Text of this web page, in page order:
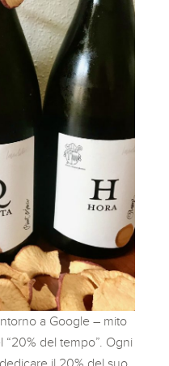
a Google – mito
del tempo”. Ogni
il 20% del suo